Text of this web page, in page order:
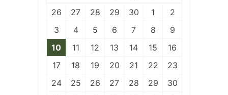
26
27 28 29 30 1
2
3
4 5 6 7 8
9
10
11 12 13 14 15
16
17
18 19 20 21 22
23
24
25 26 27 28 29
30